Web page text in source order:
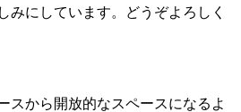
みにしています。どうぞよろしく
スから開放的なスペースになるよ